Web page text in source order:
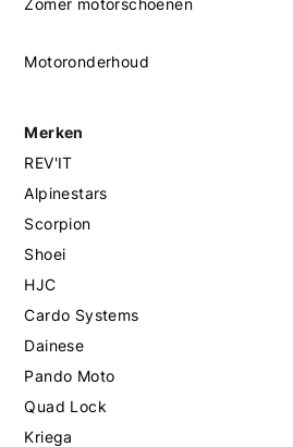
Zomer motorschoenen
Motoronderhoud
Merken
REV'IT
Alpinestars
Scorpion
Shoei
HJC
Cardo Systems
Dainese
Pando Moto
Quad Lock
Kriega